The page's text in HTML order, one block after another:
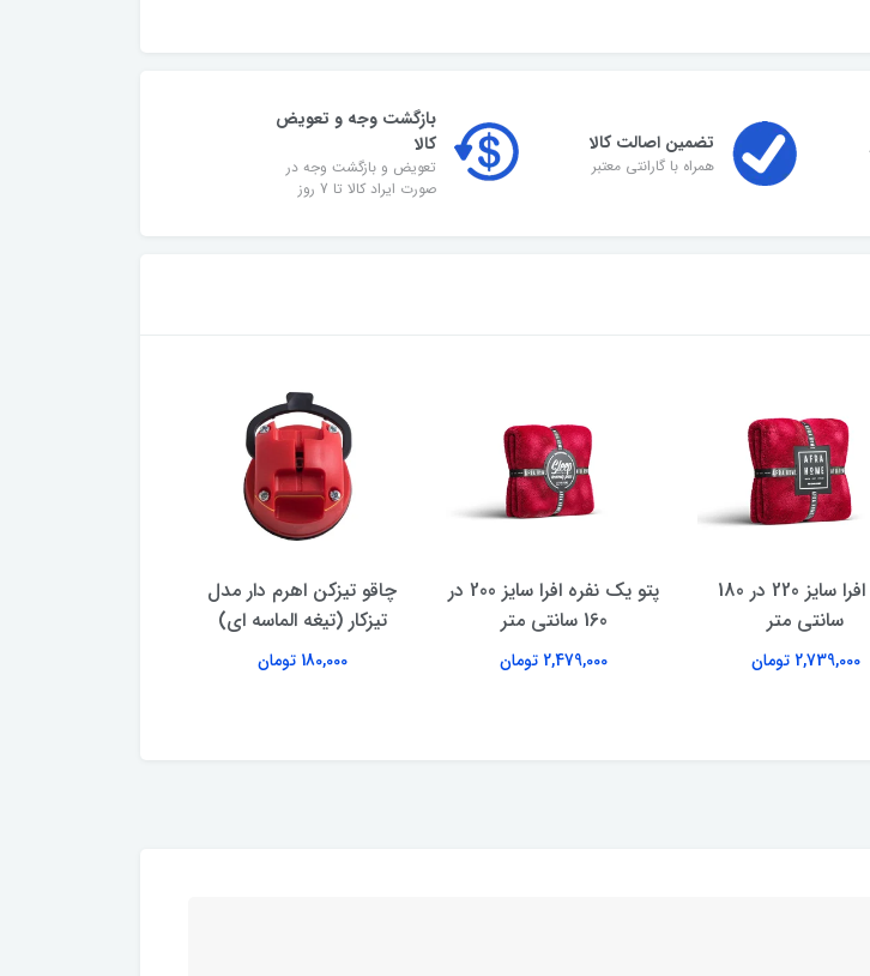
تضمین اصالت کالا
همراه با گارانتی معتبر
بازگشت وجه و تعویض
کالا
تعویض و بازگشت وجه در
صورت ایراد کالا تا 7 روز
پتو افرا سایز 220 در 180
سانتی متر
2,739,000 تومان
پتو یک نفره افرا سایز 200 در
160 سانتی متر
2,479,000 تومان
چاقو تیزکن اهرم‌ دار مدل
تیزکار (تیغه الماسه ای)
180,000 تومان